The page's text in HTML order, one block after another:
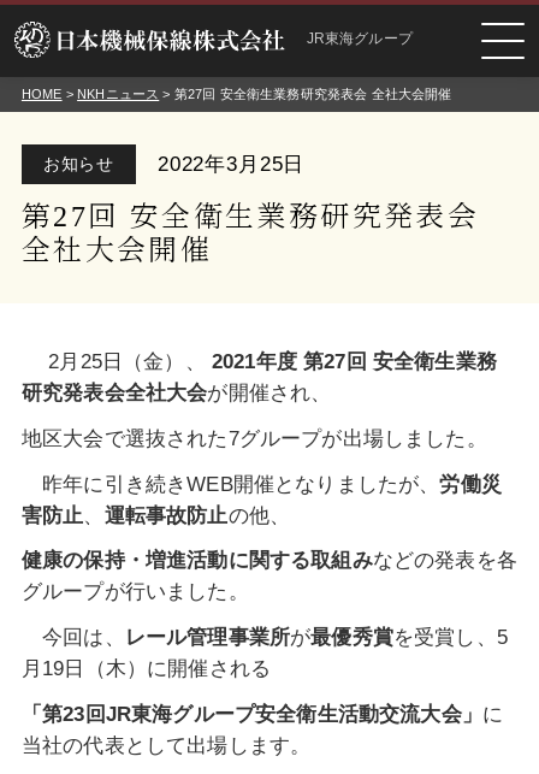
JR東海グループ
HOME > NKHニュース > 第27回 安全衛生業務研究発表会 全社大会開催
お知らせ 2022年3月25日
第27回 安全衛生業務研究発表会
全社大会開催
2月25日（金）、 2021年度 第27 回 安全衛生業務
研究発表会全社大会が開催され、
地区大会で選抜された7グループが出場しました。
昨年に引き続きWEB開催となりましたが、労働災
害防止、 運転事故防止の他、
健康の保持・増進活動に関する取組みなどの発表を各
グループが行いました。
今回は、
レール管理事業所が最優秀賞を受賞し、5
月19日（木）に開催される
「第23 回JR東海グループ安全衛生活動交流大会」 に
当社の代表として出場します。